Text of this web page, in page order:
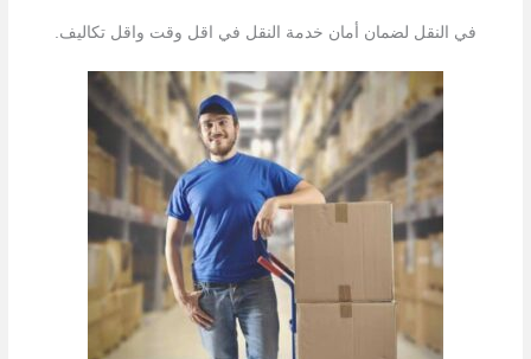
في النقل لضمان أمان خدمة النقل في اقل وقت واقل تكاليف.